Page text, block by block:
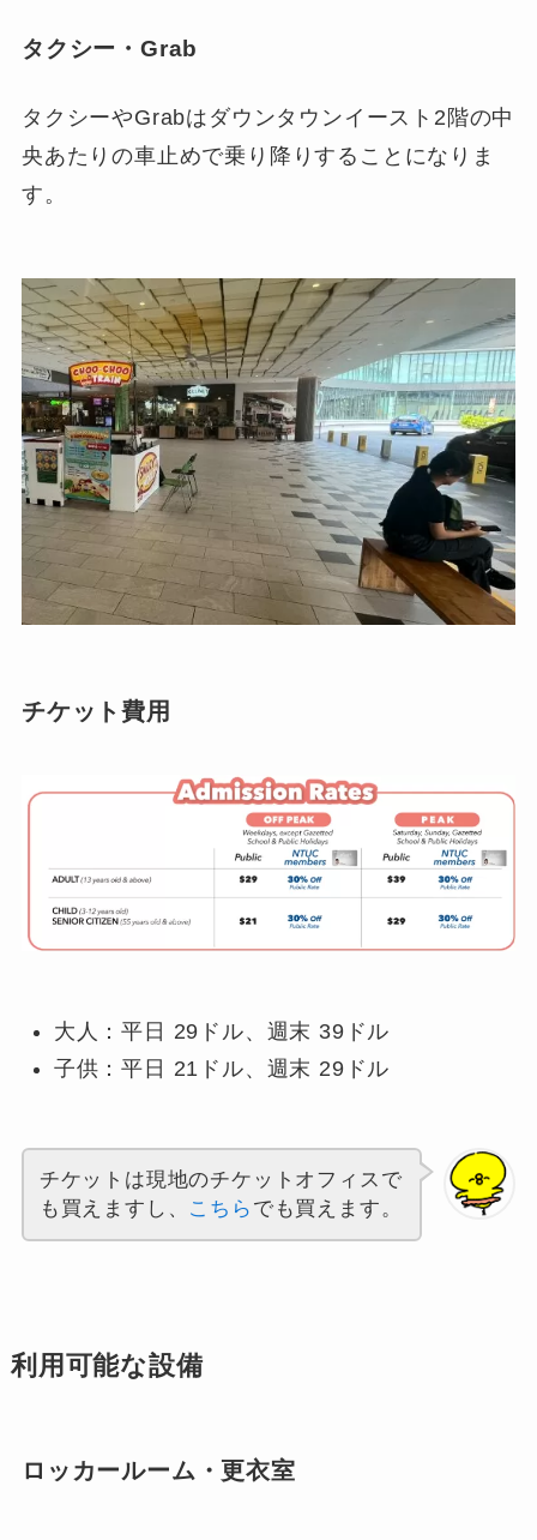
タクシー・Grab
タクシーやGrabはダウンタウンイースト 2階の中
央あたりの車止めで乗り降りすることになりま
す。
チケット費用
大人：平日 29ドル、週末 39ドル
子供：平日 21ドル、週末 29ドル
チケットは現地のチケットオフィスで
も買えますし、 こちら でも買えます。
利用可能な設備
ロッカールーム・更衣室